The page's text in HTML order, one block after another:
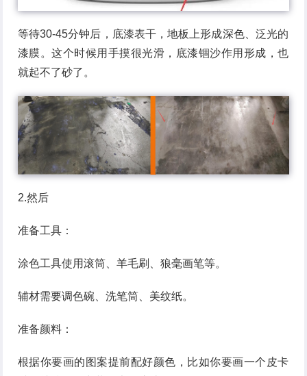
等待30-45分钟后，底漆表干，地板上形成深色、泛光的
漆膜。这个时候用手摸很光滑，底漆锢沙作用形成，也
就起不了砂了。
2.然后
准备工具：
涂色工具使用滚筒、羊毛刷、狼毫画笔等。
辅材需要调色碗、洗笔筒、美纹纸。
准备颜料：
根据你要画的图案提前配好颜色，比如你要画一个皮卡